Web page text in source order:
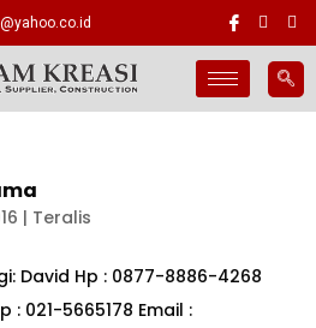
| Teralis
David Hp : 0877-8886-4268
: 021-5665178 Email :